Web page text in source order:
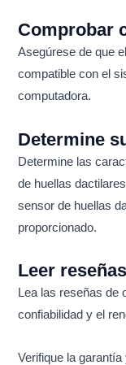
Comprobar
Asegúrese de que
compatible con el
computadora.
Determine
Determine las
de huellas
sensor de huellas
proporcionado.
Leer
Lea las reseñas de
confiabilidad y el
Verifique la garantía